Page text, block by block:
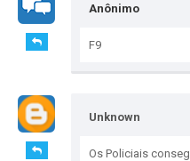
Anônimo
F9
Unknown
Os Policiais